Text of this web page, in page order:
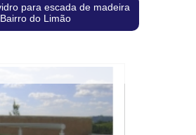
para escada de madeira
Bairro do Limão